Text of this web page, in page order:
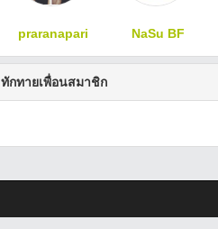
praranapari NaSu BF
ทักทายเพื่อนสมาชิก